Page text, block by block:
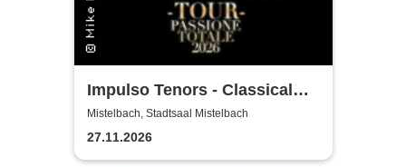
Impulso Tenors - Classical
Crossover
Mistelbach, Stadtsaal Mistelbach
27.11.2026